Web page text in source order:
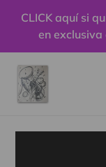
directamente
contenido
CLICK aquí si
en exclusiva